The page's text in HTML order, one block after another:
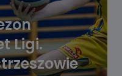
Ligi.